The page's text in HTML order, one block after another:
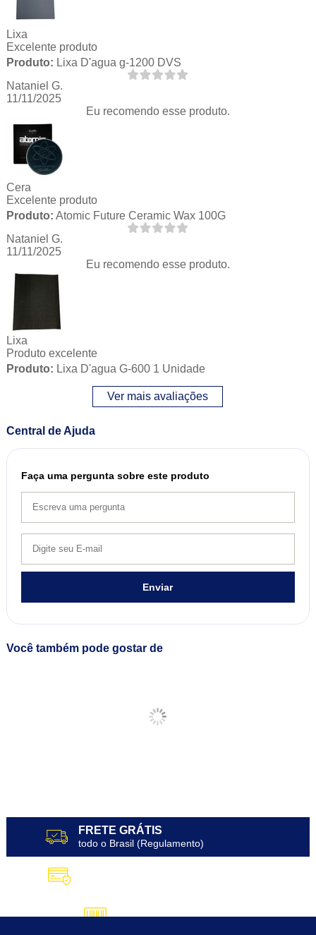
Lixa
Excelente produto
Produto: Lixa D'agua g-1200 DVS
Nataniel G.
11/11/2025
Eu recomendo esse produto.
Cera
Excelente produto
Produto: Atomic Future Ceramic Wax 100G
Nataniel G.
11/11/2025
Eu recomendo esse produto.
Lixa
Produto excelente
Produto: Lixa D'agua G-600 1 Unidade
Ver mais avaliações
Central de Ajuda
Faça uma pergunta sobre este produto
Enviar
Você também pode gostar de
FRETE GRÁTIS
todo o Brasil (Regulamento)
5% DESCONTO no Pix